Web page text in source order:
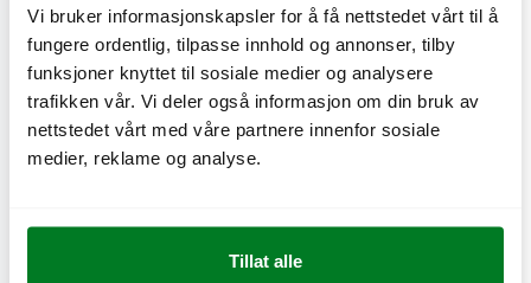
Vi bruker informasjonskapsler for å få nettstedet vårt til å
fungere ordentlig, tilpasse innhold og annonser, tilby
funksjoner knyttet til sosiale medier og analysere
trafikken vår. Vi deler også informasjon om din bruk av
nettstedet vårt med våre partnere innenfor sosiale
medier, reklame og analyse.
Tillat alle
CO 2e 0,1 kg
Næringsinnhold